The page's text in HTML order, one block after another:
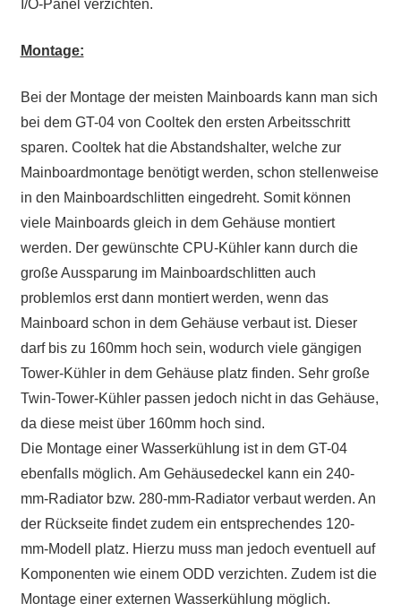
I/O-Panel verzichten.
Montage:
Bei der Montage der meisten Mainboards kann man sich
bei dem GT-04 von Cooltek den ersten Arbeitsschritt
sparen. Cooltek hat die Abstandshalter, welche zur
Mainboardmontage benötigt werden, schon stellenweise
in den Mainboardschlitten eingedreht. Somit können
viele Mainboards gleich in dem Gehäuse montiert
werden. Der gewünschte CPU-Kühler kann durch die
große Aussparung im Mainboardschlitten auch
problemlos erst dann montiert werden, wenn das
Mainboard schon in dem Gehäuse verbaut ist. Dieser
darf bis zu 160mm hoch sein, wodurch viele gängigen
Tower-Kühler in dem Gehäuse platz finden. Sehr große
Twin-Tower-Kühler passen jedoch nicht in das Gehäuse,
da diese meist über 160mm hoch sind.
Die Montage einer Wasserkühlung ist in dem GT-04
ebenfalls möglich. Am Gehäusedeckel kann ein 240-
mm-Radiator bzw. 280-mm-Radiator verbaut werden. An
der Rückseite findet zudem ein entsprechendes 120-
mm-Modell platz. Hierzu muss man jedoch eventuell auf
Komponenten wie einem ODD verzichten. Zudem ist die
Montage einer externen Wasserkühlung möglich.